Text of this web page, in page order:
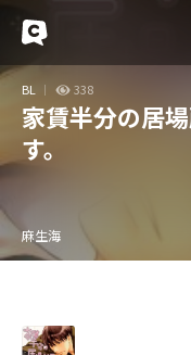
BL 338
家賃半分の居
す。
麻生海